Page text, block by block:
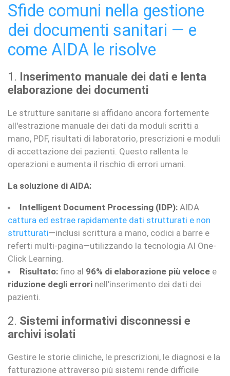
Sfide comuni nella gestione
dei documenti sanitari — e
come AIDA le risolve
1. Inserimento manuale dei dati e lenta
elaborazione dei documenti
Le strutture sanitarie si affidano ancora fortemente
all'estrazione manuale dei dati da moduli scritti a
mano, PDF, risultati di laboratorio, prescrizioni e moduli
di accettazione dei pazienti. Questo rallenta le
operazioni e aumenta il rischio di errori umani.
La soluzione di AIDA:
Intelligent Document Processing (IDP): AIDA
cattura ed estrae rapidamente dati strutturati e non
strutturati—inclusi scrittura a mano, codici a barre e
referti multi-pagina—utilizzando la tecnologia AI One-
Click Learning.
Risultato: fino al 96% di elaborazione più veloce e
riduzione degli errori nell'inserimento dei dati dei
pazienti.
2. Sistemi informativi disconnessi e
archivi isolati
Gestire le storie cliniche, le prescrizioni, le diagnosi e la
fatturazione attraverso più sistemi rende difficile